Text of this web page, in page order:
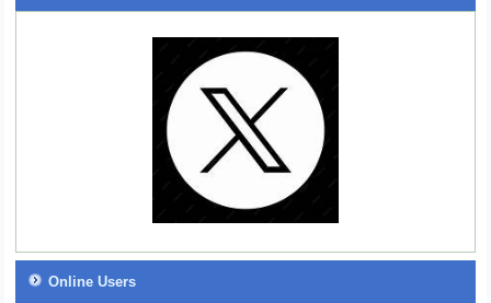
Online Users